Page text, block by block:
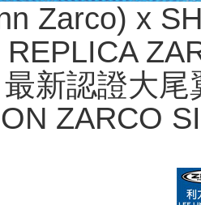
Zarco) x
REPLICA
新認證大尾
ZARCO